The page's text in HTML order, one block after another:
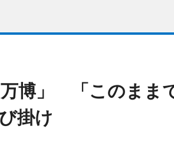
博」 「このまま
掛け